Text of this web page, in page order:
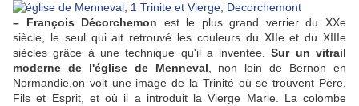
– François Décorchemon est le plus grand verrier du XXe
siècle, le seul qui ait retrouvé les couleurs du XIIe et du XIIIe
siècles grâce à une technique qu'il a inventée.Sur un vitrail
moderne de l'église de Menneval , non loin de Bernon en
Normandie,on voit une image de la Trinité où se trouvent Père,
Fils et Esprit, et où il a introduit la Vierge Marie. La colombe